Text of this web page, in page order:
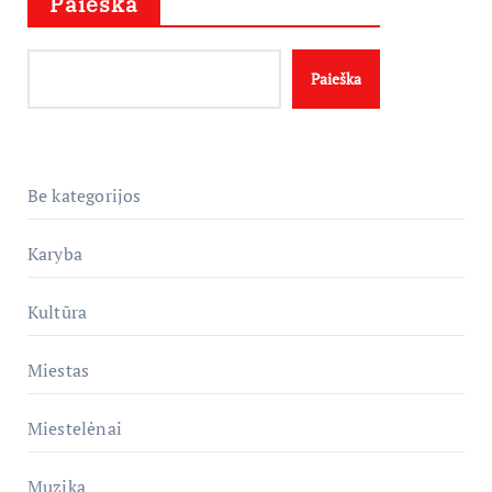
Paieška
Be kategorijos
Karyba
Kultūra
Miestas
Miestelėnai
Muzika